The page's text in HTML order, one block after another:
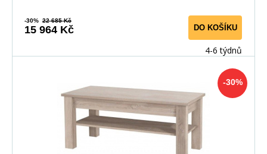
-30% 22 685 Kč
15 964 Kč DO KOŠÍKU
4-6 týdnů
-30%